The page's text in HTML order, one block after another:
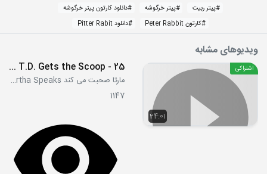
#پیتر ربیت #پیتر خرگوشه #دانلود کارتون پیتر خرگوشه
#کارتون Peter Rabbit #دانلود Pitter Rabit
ویدیوهای مشابه
24:01
اشتراکی 25 - Nurse Martha - T.D. Gets the Scoop
مارتا صحبت می کند Martha Speaks
1147